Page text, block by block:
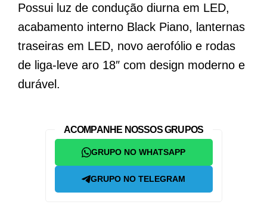
Possui luz de condução diurna em LED,
acabamento interno Black Piano, lanternas
traseiras em LED, novo aerofólio e rodas
de liga-leve aro 18″ com design moderno e
durável.
ACOMPANHE NOSSOS GRUPOS
GRUPO NO WHATSAPP
GRUPO NO TELEGRAM